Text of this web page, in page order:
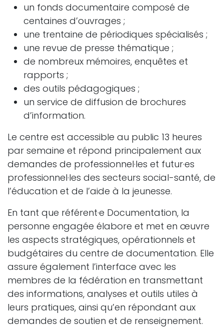
un fonds documentaire composé de
centaines d’ouvrages ;
une trentaine de périodiques spécialisés ;
une revue de presse thématique ;
de nombreux mémoires, enquêtes et
rapports ;
des outils pédagogiques ;
un service de diffusion de brochures
d’information.
Le centre est accessible au public 13 heures
par semaine et répond principalement aux
demandes de professionnel·les et futur·es
professionnel·les des secteurs social-santé, de
l’éducation et de l’aide à la jeunesse.
En tant que référent·e Documentation, la
personne engagée élabore et met en œuvre
les aspects stratégiques, opérationnels et
budgétaires du centre de documentation. Elle
assure également l’interface avec les
membres de la fédération en transmettant
des informations, analyses et outils utiles à
leurs pratiques, ainsi qu’en répondant aux
demandes de soutien et de renseignement.